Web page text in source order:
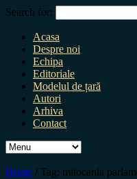
Search for:
Acasa
Despre noi
Echipa
Editoriale
Modelul de țară
Autori
Arhiva
Contact
Home / Tag: mitocania